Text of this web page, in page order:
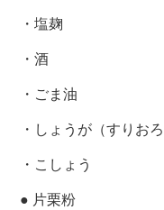
・塩麹
・酒
・ごま油
・しょうが（すりおろ
・こしょう
● 片栗粉